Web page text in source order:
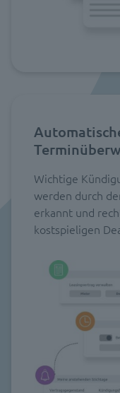
Wichtige
werden durch
erkannt und
kostspieligen